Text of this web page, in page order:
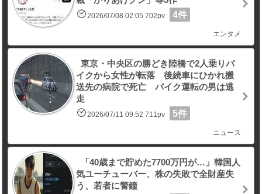
2026/07/08 02:05 702pv 4件
エンタメ
東京・中央区の勝どき陸橋で2人乗りバ
イクから女性が転落 後続車にひかれ搬
送先の病院で死亡 バイク運転の男は逃
走
2026/07/11 09:52 711pv 5件
ニュース
「40歳まで貯めた7700万円が…」韓国人
気ユーチューバー、株の失敗で全財産失
う、若者に警鐘